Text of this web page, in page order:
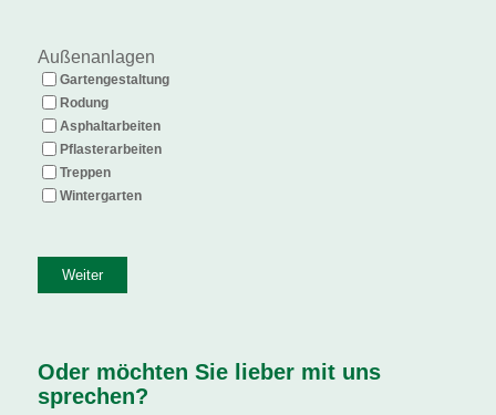
Außenanlagen
Gartengestaltung
Rodung
Asphaltarbeiten
Pflasterarbeiten
Treppen
Wintergarten
Oder möchten Sie lieber mit uns
sprechen?